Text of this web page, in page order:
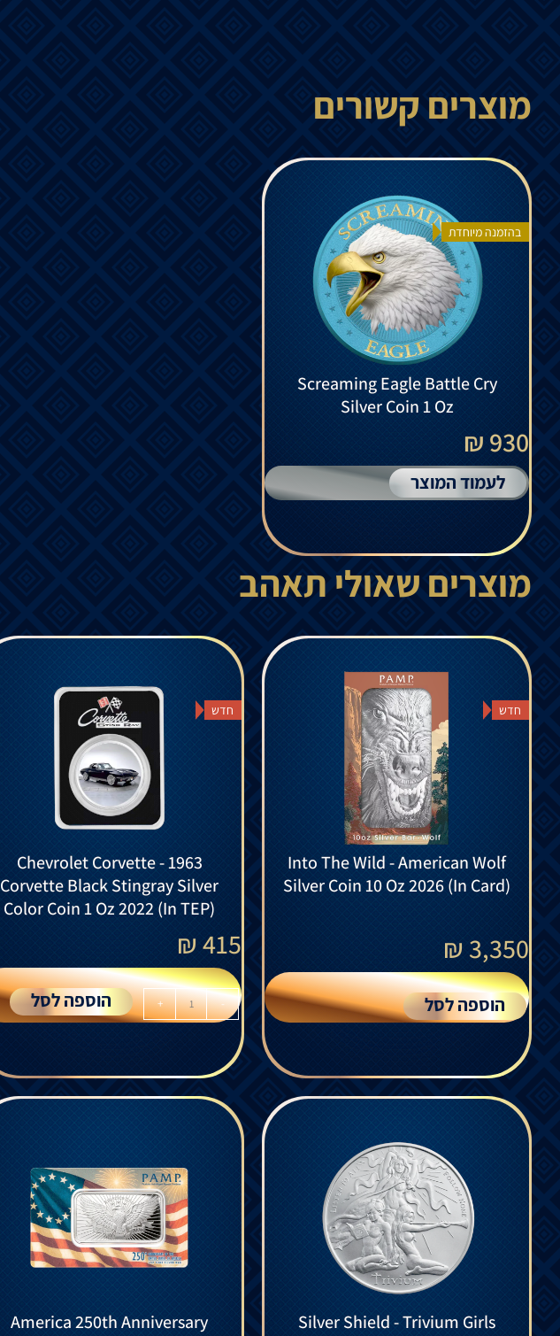
מוצרים קשורים
בהזמנה מיוחדת
Screaming Eagle Battle Cry
Silver Coin 1 Oz
930 ₪
לעמוד המוצר
מוצרים שאולי תאהב
חדש
Into The Wild - American Wolf
Silver Coin 10 Oz 2026 (In Card)
3,350
₪
הוספה לסל
חדש
Chevrolet Corvette - 1963
Corvette Black Stingray Silver
Color Coin 1 Oz 2022 (In TEP)
415
₪
-
+ הוספה לסל
Silver Shield - Trivium Girls
America 250th Anniversary